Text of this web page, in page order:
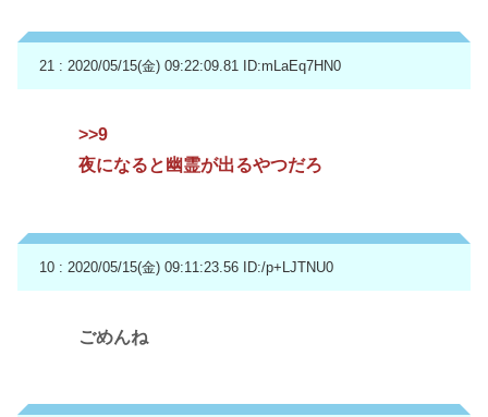
21 : 2020/05/15(金) 09:22:09.81 ID:mLaEq7HN0
>>9
夜になると幽霊が出るやつだろ
10 : 2020/05/15(金) 09:11:23.56 ID:/p+LJTNU0
ごめんね